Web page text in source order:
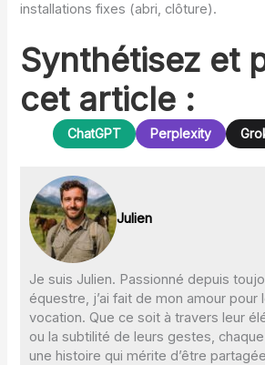
installations fixes (abri, clôture).
Synthétisez et
cet article :
ChatGPT Perplexity
Julien
Je suis Julien. Passionné depuis
équestre, j’ai fait de mon amour pour
vocation. Que ce soit à travers leur
ou la subtilité de leurs gestes,
une histoire qui mérite d’être